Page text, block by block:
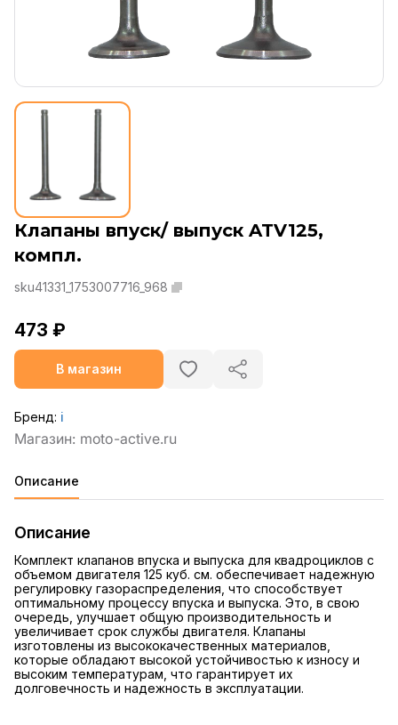
Клапаны впуск/ выпуск ATV125,
компл.
sku41331_1753007716_968
473 ₽
В магазин
Бренд: ℹ️
Описание
Описание
Комплект клапанов впуска и выпуска для квадроциклов с
объемом двигателя 125 куб. см. обеспечивает надежную
регулировку газораспределения, что способствует
оптимальному процессу впуска и выпуска. Это, в свою
очередь, улучшает общую производительность и
увеличивает срок службы двигателя. Клапаны
изготовлены из высококачественных материалов,
которые обладают высокой устойчивостью к износу и
высоким температурам, что гарантирует их
долговечность и надежность в эксплуатации.